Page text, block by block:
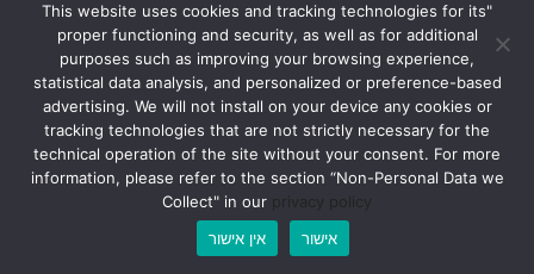
"This website uses cookies and tracking technologies for its
proper functioning and security, as well as for additional
purposes such as improving your browsing experience,
statistical data analysis, and personalized or preference-based
advertising. We will not install on your device any cookies or
tracking technologies that are not strictly necessary for the
technical operation of the site without your consent. For more
information, please refer to the section “Non-Personal Data we
Collect" in our privacy policy
אישור
אין אישור